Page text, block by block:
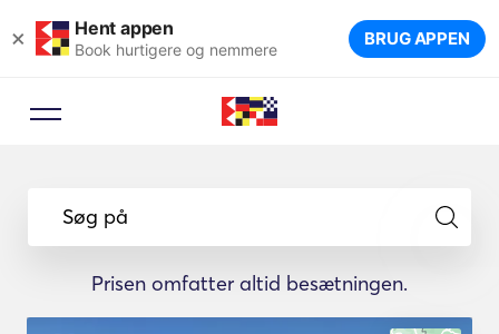
× Hent appen
Book hurtigere og nemmere BRUG APPEN
Søg på
Prisen omfatter altid besætningen.